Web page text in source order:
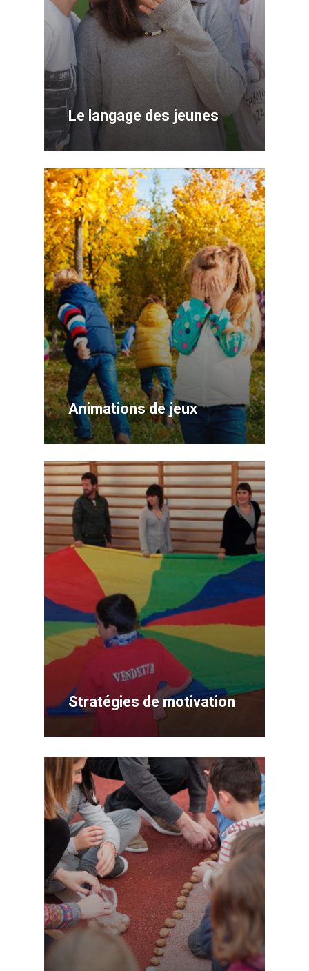
Le langage des jeunes
Animations de jeux
Stratégies de motivation